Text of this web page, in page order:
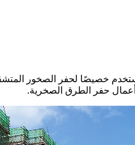
خصيصًا لحفر الصخور
حفر الطرق الصخرية.